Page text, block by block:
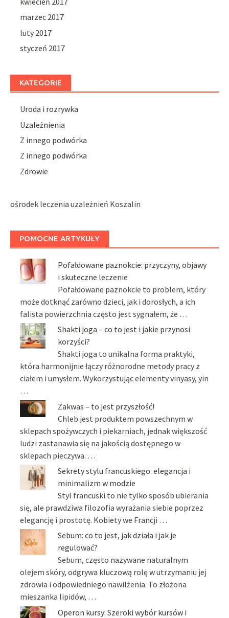
marzec 2017
luty 2017
styczeń 2017
KATEGORIE
Uroda i rozrywka
Uzależnienia
Z innego podwórka
Z innego podwórka
Zdrowie
ośrodek leczenia uzależnień Koszalin
POMOCNE ARTYKUŁY
Pofałdowane paznokcie: przyczyny, objawy
i skuteczne leczenie
Pofałdowane paznokcie to problem, który
może dotknąć zarówno dzieci, jak i dorosłych, a ich
falista powierzchnia często jest sygnałem, że …
Shakti joga – co to jest i jakie przynosi
korzyści?
Shakti joga to unikalna forma praktyki,
która harmonijnie łączy różnorodne metody pracy z
ciałem i umysłem. Wykorzystując elementy vinyasy, yin
…
Zakwas – to jest przyszłość!
Chleb jest produktem powszechnym w
sklepach spożywczych i piekarniach, jednak większość
ludzi zastanawia się na jakością dostępnego w
sklepach pieczywa. …
Sekrety stylu francuskiego: elegancja i
minimalizm w modzie
Styl francuski to nie tylko sposób ubierania
się, ale prawdziwa filozofia wyrażania siebie poprzez
elegancję i prostotę. Kobiety we Francji …
Sebum: co to jest, jak działa i jak je
regulować?
Sebum, często nazywane naturalnym
olejem skóry, odgrywa kluczową rolę w utrzymaniu jej
zdrowia i odpowiedniego nawilżenia. To złożona
mieszanka lipidów, …
Operon kursy: Szeroki wybór kursów i